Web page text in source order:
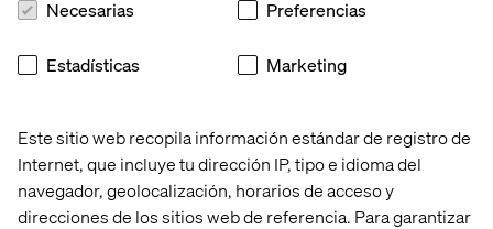
Este sitio web recopila información estándar de registro de
Internet, que incluye tu dirección IP, tipo e idioma del
navegador, geolocalización, horarios de acceso y
direcciones de los sitios web de referencia. Para garantizar
Necesarias Preferencias
Estadísticas Marketing
Contáctanos